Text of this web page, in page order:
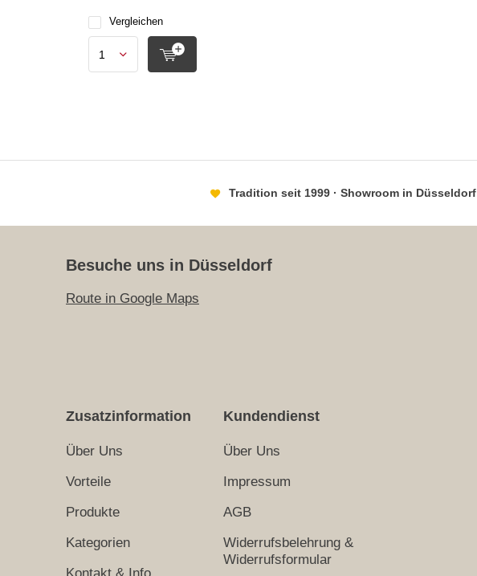
Vergleichen
Tradition seit 1999 · Showroom in Düsseldorf
Besuche uns in Düsseldorf
Route in Google Maps
Zusatzinformation
Über Uns
Vorteile
Produkte
Kategorien
Kundendienst
Über Uns
Impressum
AGB
Widerrufsbelehrung &
Widerrufsformular